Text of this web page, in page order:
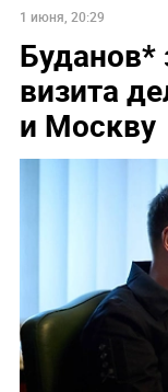
1 июня, 20:29
Буданов*
визита
и Москву